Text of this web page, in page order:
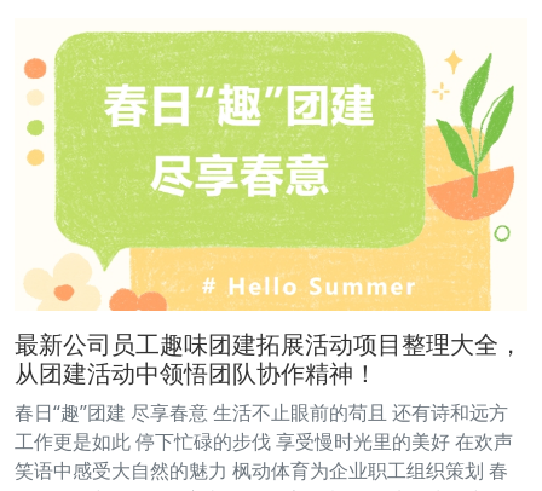
最新公司员工趣味团建拓展活动项目整理大全，
从团建活动中领悟团队协作精神！
春日“趣”团建 尽享春意 生活不止眼前的苟且 还有诗和远方
工作更是如此 停下忙碌的步伐 享受慢时光里的美好 在欢声
笑语中感受大自然的魅力 枫动体育为企业职工组织策划 春